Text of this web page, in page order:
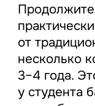
от
несколько
3–4 года.
у студента